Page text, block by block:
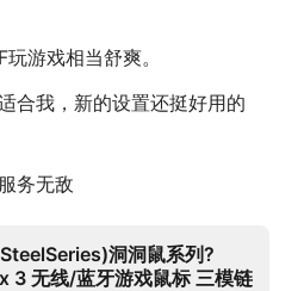
游戏相当舒爽。
合我，新的设置还挺好用的
务无敌
洞洞鼠系列?
3 无线/蓝牙游戏鼠标 三模链